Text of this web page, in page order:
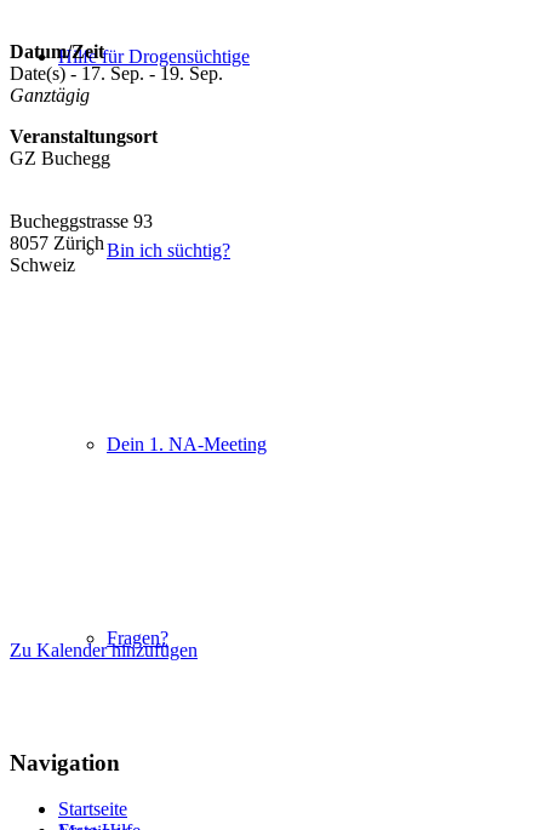
Hilfe für Drogensüchtige
Bin ich süchtig?
Dein 1. NA-Meeting
Fragen?
Datum/Zeit
Date(s) - 17. Sep. - 19. Sep.
Ganztägig
Veranstaltungsort
GZ Buchegg
Bucheggstrasse 93
8057 Zürich
Schweiz
Zu Kalender hinzufügen
Navigation
Startseite